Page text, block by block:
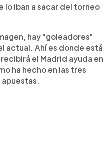
lo iban a sacar del torneo
hay "goleadores"
actual. Ahí es donde está
el Madrid ayuda en
ha hecho en las tres
apuestas.